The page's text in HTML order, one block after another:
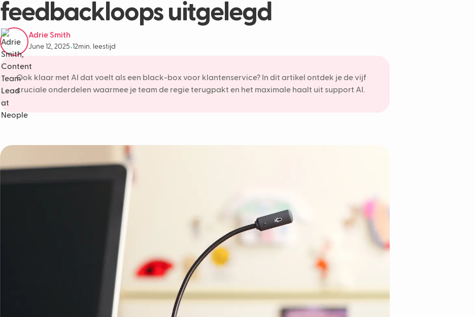
feedbackloops uitgelegd
Adrie Smith
June 12, 2025• 12min. leestijd
Ook klaar met AI dat voelt als een black-box voor klantenservice? In dit artikel ontdek je de vijf
cruciale onderdelen waarmee je team de regie terugpakt en het maximale haalt uit support AI.